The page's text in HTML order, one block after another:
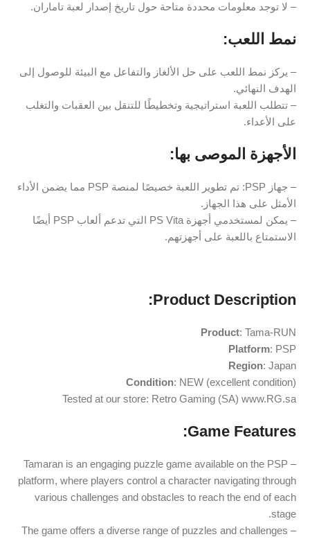
– لا توجد معلومات محددة متاحة حول تاريخ إصدار لعبة تاماران.
نمط اللعب:
– يركز نمط اللعب على حل الألغاز والتفاعل مع البيئة للوصول إلى
الهدف النهائي.
– تتطلب اللعبة استراتيجية وتخطيطًا للتنقل بين العقبات والتغلب
على الأعداء.
الأجهزة الموصى بها:
– جهاز PSP: تم تطوير اللعبة خصيصًا لمنصة PSP مما يضمن الأداء
الأمثل على هذا الجهاز.
– يمكن لمستخدمي أجهزة PS Vita التي تدعم ألعاب PSP أيضًا
الاستمتاع باللعبة على أجهزتهم.
Product Description:
Product: Tama-RUN
Platform: PSP
Region: Japan
Condition: NEW (excellent condition)
Tested at our store: Retro Gaming (SA) www.RG.sa
Game Features:
– Tamaran is an engaging puzzle game available on the PSP
platform, where players control a character navigating through
various challenges and obstacles to reach the end of each
stage.
– The game offers a diverse range of puzzles and challenges